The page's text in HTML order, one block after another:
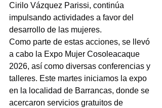
Cirilo Vázquez Parissi, continúa
impulsando actividades a favor del
desarrollo de las mujeres.
Como parte de estas acciones, se llevó
a cabo la Expo Mujer Cosoleacaque
2026, así como diversas conferencias y
talleres. Este martes iniciamos la expo
en la localidad de Barrancas, donde se
acercaron servicios gratuitos de